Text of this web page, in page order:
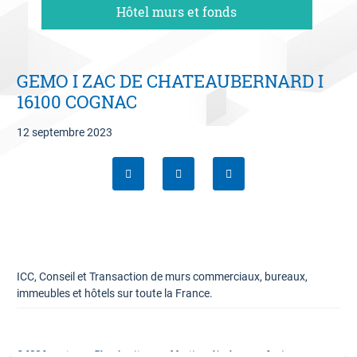
06 09 94 87 02
Estimation offerte
Hôtel murs et fonds
GEMO I ZAC DE CHATEAUBERNARD I
16100 COGNAC
12 septembre 2023
ICC, Conseil et Transaction de murs commerciaux, bureaux,
immeubles et hôtels sur toute la France.
© ICC Invest Plan du site Mentions légales Lexique